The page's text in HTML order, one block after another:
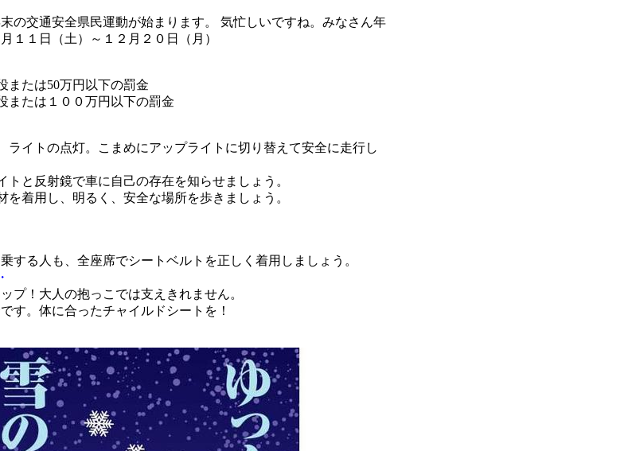
の交通安全県民運動が始まります。 気忙しいですね。みなさん年
１１日（土）～１２月２０日（月）
または50万円以下の罰金
または１００万円以下の罰金
ライトの点灯。こまめにアップライトに切り替えて安全に走行し
トと反射鏡で車に自己の存在を知らせましょう。
を着用し、明るく、安全な場所を歩きましょう。
する人も、全座席でシートベルトを正しく着用しましょう。
プ！大人の抱っこでは支えきれません。
す。体に合ったチャイルドシートを！